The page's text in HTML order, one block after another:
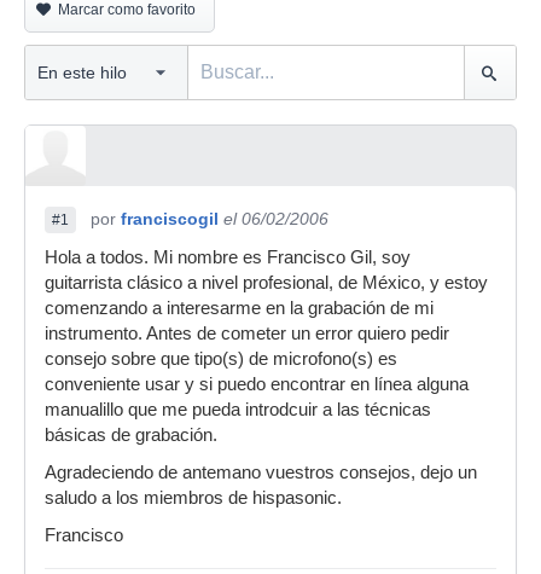
Marcar como favorito
#1 por franciscogil el 06/02/2006
Hola a todos. Mi nombre es Francisco Gil, soy
guitarrista clásico a nivel profesional, de México, y estoy
comenzando a interesarme en la grabación de mi
instrumento. Antes de cometer un error quiero pedir
consejo sobre que tipo(s) de microfono(s) es
conveniente usar y si puedo encontrar en línea alguna
manualillo que me pueda introdcuir a las técnicas
básicas de grabación.
Agradeciendo de antemano vuestros consejos, dejo un
saludo a los miembros de hispasonic.
Francisco